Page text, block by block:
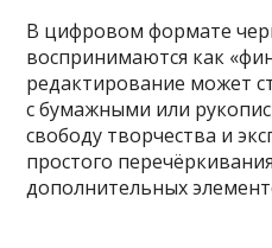
В цифровом формате
воспринимаются как
редактирование может
с бумажными или
свободу творчества и
простого
дополнительных